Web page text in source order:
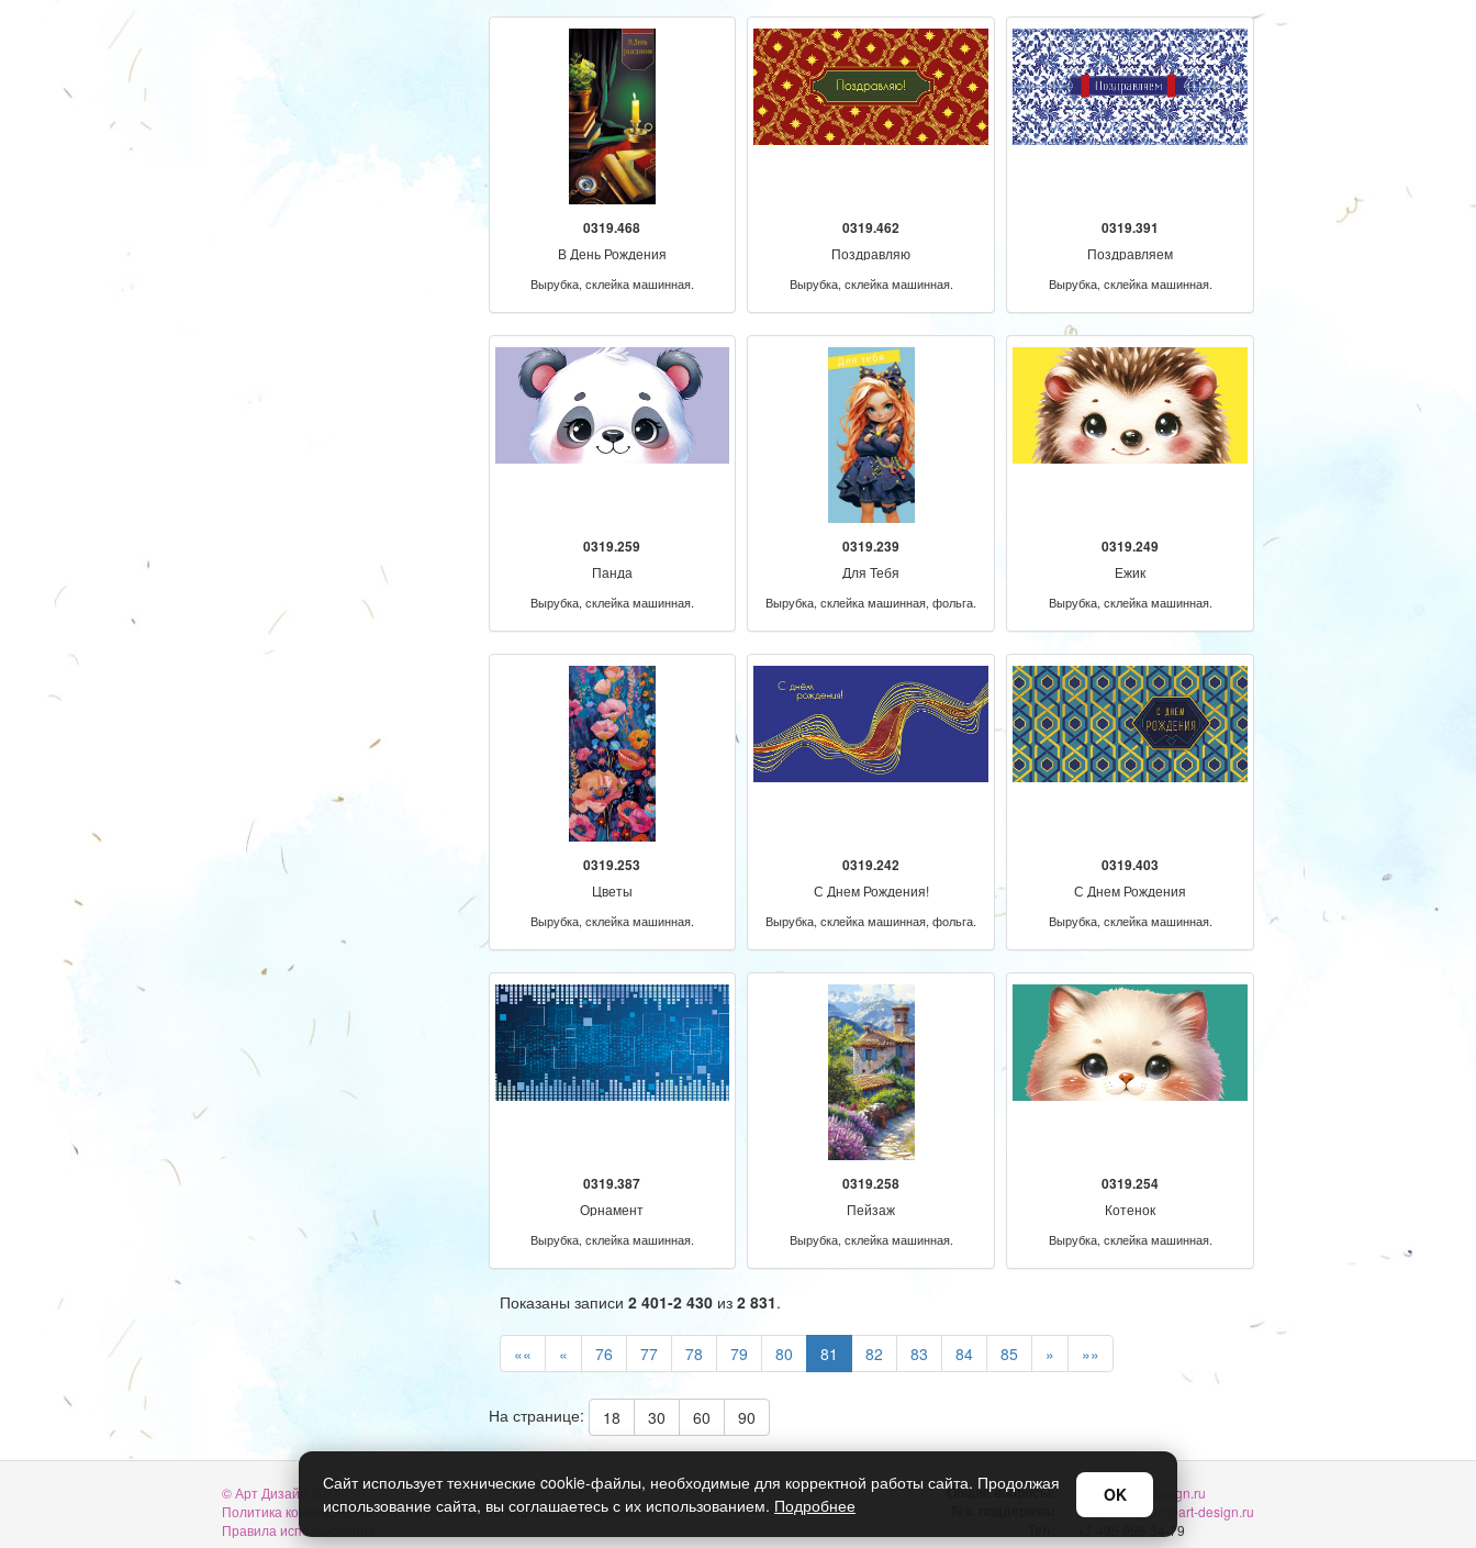
0319.468
В День Рождения
Вырубка, склейка машинная.
0319.462
Поздравляю
Вырубка, склейка машинная.
0319.391
Поздравляем
Вырубка, склейка машинная.
0319.259
Панда
Вырубка, склейка машинная.
0319.239
Для Тебя
Вырубка, склейка машинная, фольга.
0319.249
Ежик
Вырубка, склейка машинная.
0319.253
Цветы
Вырубка, склейка машинная.
0319.242
С Днем Рождения!
Вырубка, склейка машинная, фольга.
0319.403
С Днем Рождения
Вырубка, склейка машинная.
0319.387
Орнамент
Вырубка, склейка машинная.
0319.258
Пейзаж
Вырубка, склейка машинная.
0319.254
Котенок
Вырубка, склейка машинная.
Показаны записи 2 401-2 430из 2 831.
«« « 76 77 78 79 80 81 82 83 84 85 » »»
На странице: 18 30 60 90
© Арт Дизайн 2026
Политика конфиденциальности и обработки персональных данных
Правила использования
Общие вопросы: sellers@art-design.ru
support-region@art-design.ru
+7 495 956-34-79
Сайт использует технические cookie-файлы, необходимые для корректной работы сайта. Продолжая
использование сайта, вы соглашаетесь с их использованием. Подробнее
OK